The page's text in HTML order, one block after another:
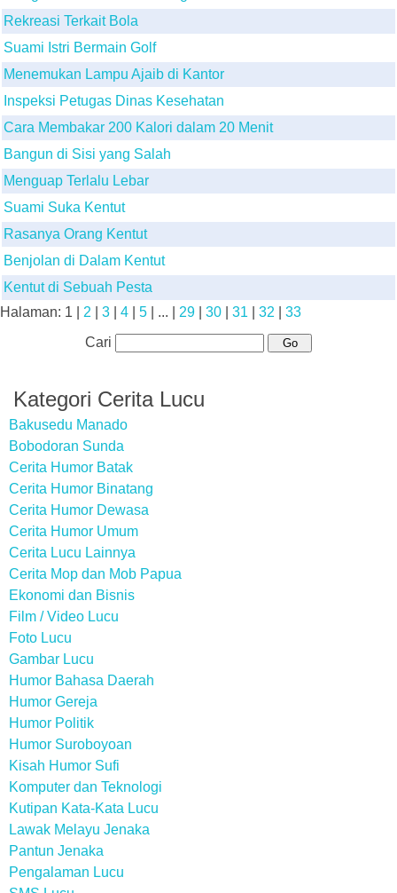
Rekreasi Terkait Bola
Suami Istri Bermain Golf
Menemukan Lampu Ajaib di Kantor
Inspeksi Petugas Dinas Kesehatan
Cara Membakar 200 Kalori dalam 20 Menit
Bangun di Sisi yang Salah
Menguap Terlalu Lebar
Suami Suka Kentut
Rasanya Orang Kentut
Benjolan di Dalam Kentut
Kentut di Sebuah Pesta
Halaman: 1 2 3 4 5 | ... | 29 30 31 32
33
Cari
Kategori Cerita Lucu
Bakusedu Manado
Bobodoran Sunda
Cerita Humor Batak
Cerita Humor Binatang
Cerita Humor Dewasa
Cerita Humor Umum
Cerita Lucu Lainnya
Cerita Mop dan Mob Papua
Ekonomi dan Bisnis
Film / Video Lucu
Foto Lucu
Gambar Lucu
Humor Bahasa Daerah
Humor Gereja
Humor Politik
Humor Suroboyoan
Kisah Humor Sufi
Komputer dan Teknologi
Kutipan Kata-Kata Lucu
Lawak Melayu Jenaka
Pantun Jenaka
Pengalaman Lucu